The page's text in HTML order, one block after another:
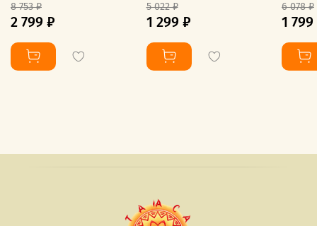
8 753 ₽
2 799 ₽
5 022 ₽
1 299 ₽
6 078 ₽
1